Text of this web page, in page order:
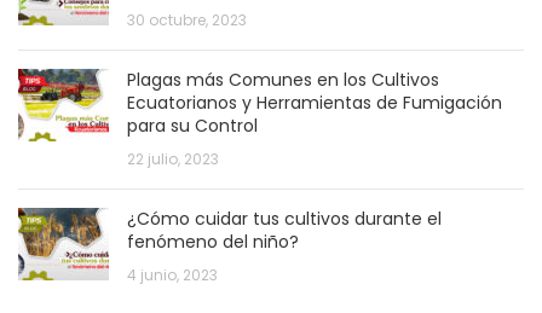
30 octubre, 2023
Plagas más Comunes en los Cultivos
Ecuatorianos y Herramientas de Fumigación
para su Control
22 julio, 2023
¿Cómo cuidar tus cultivos durante el
fenómeno del niño?
4 junio, 2023